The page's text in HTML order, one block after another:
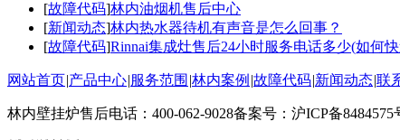
[故障代码]林内油烟机售后中心
[新闻动态]林内热水器待机有声音是怎么回事？
[故障代码]Rinnai集成灶售后24小时服务电话多少(如何
网站首页|产品中心|服务范围 |林内案例 |故障代码|新闻动态|联
林内壁挂炉售后电话：400-062-9028备案号：沪ICP备